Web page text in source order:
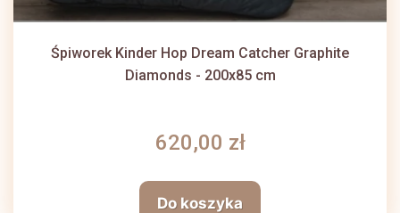
Śpiworek Kinder Hop Dream Catcher Graphite
Diamonds - 200x85 cm
620,00 zł
Do koszyka